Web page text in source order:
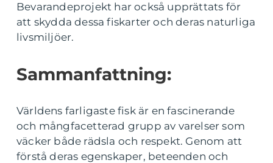
Bevarandeprojekt har också upprättats för
att skydda dessa fiskarter och deras naturliga
livsmiljöer.
Sammanfattning:
Världens farligaste fisk är en fascinerande
och mångfacetterad grupp av varelser som
väcker både rädsla och respekt. Genom att
förstå deras egenskaper, beteenden och